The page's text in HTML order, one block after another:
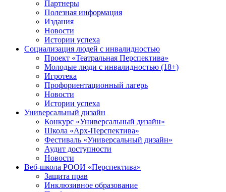
Партнеры
Полезная информация
Издания
Новости
Истории успеха
Социализация людей с инвалидностью
Проект «Театральная Перспектива»
Молодые люди с инвалидностью (18+)
Игротека
Профориентационный лагерь
Новости
Истории успеха
Универсальный дизайн
Конкурс «Универсальный дизайн»
Школа «Арх-Перспектива»
Фестиваль «Универсальный дизайн»
Аудит доступности
Новости
Веб-школа РООИ «Перспектива»
Защита прав
Инклюзивное образование